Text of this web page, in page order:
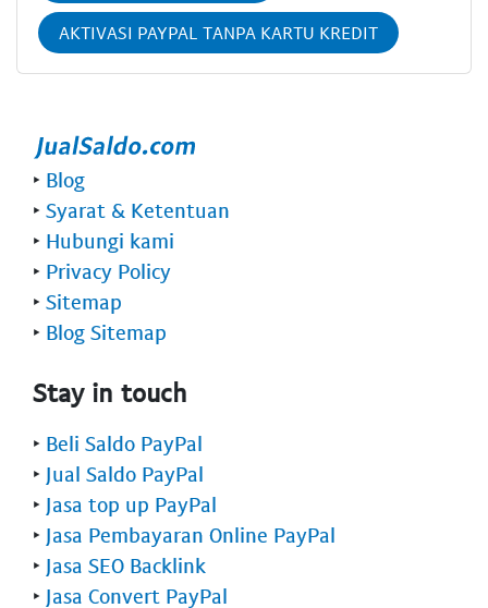
AKTIVASI PAYPAL TANPA KARTU KREDIT
‣ Blog
‣ Syarat & Ketentuan
‣ Hubungi kami
‣ Privacy Policy
‣ Sitemap
‣ Blog Sitemap
Stay in touch
‣ Beli Saldo PayPal
‣ Jual Saldo PayPal
‣ Jasa top up PayPal
‣ Jasa Pembayaran Online PayPal
‣ Jasa SEO Backlink
‣ Jasa Convert PayPal